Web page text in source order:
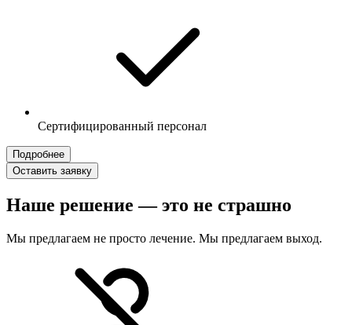
Сертифицированный персонал
Подробнее
Оставить заявку
Наше решение — это не страшно
Мы предлагаем не просто лечение. Мы предлагаем выход.